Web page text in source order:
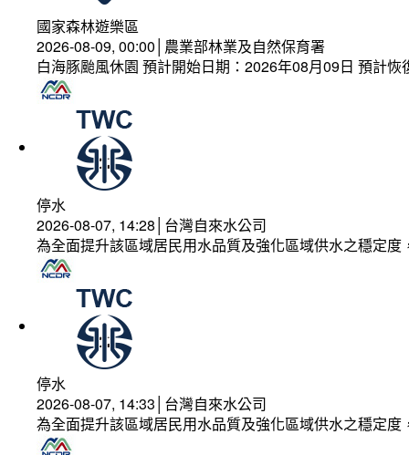
國家森林遊樂區
2026-08-09, 00:00│農業部林業及自然保育署
白海豚颱風休園 預計開始日期：2026年08月09日 預計
停水
2026-08-07, 14:28│台灣自來水公司
為全面提升該區域居民用水品質及強化區域供水之穩定
停水
2026-08-07, 14:33│台灣自來水公司
為全面提升該區域居民用水品質及強化區域供水之穩定